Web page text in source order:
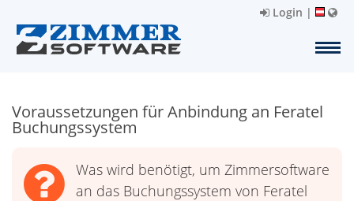
Login |
Voraussetzungen für Anbindung an Feratel
Buchungssystem
Was wird benötigt, um Zimmersoftware
an das Buchungssystem von Feratel